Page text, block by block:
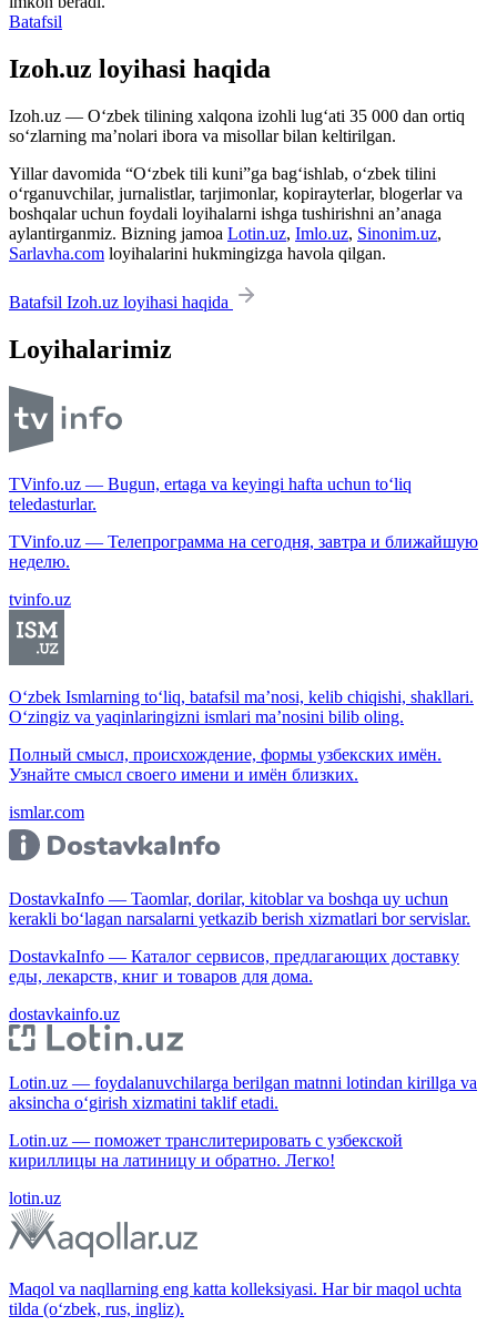
Batafsil
Izoh.uz loyihasi haqida
Izoh.uz — O‘zbek tilining xalqona izohli lug‘ati 35 000 dan ortiq
so‘zlarning ma’nolari ibora va misollar bilan keltirilgan.
Yillar davomida “O‘zbek tili kuni”ga bag‘ishlab, o‘zbek tilini
o‘rganuvchilar, jurnalistlar, tarjimonlar, kopirayterlar, blogerlar va
boshqalar uchun foydali loyihalarni ishga tushirishni an’anaga
aylantirganmiz. Bizning jamoa Lotin.uz, Imlo.uz, Sinonim.uz,
Sarlavha.com loyihalarini hukmingizga havola qilgan.
Batafsil Izoh.uz loyihasi haqida
Loyihalarimiz
TVinfo.uz — Bugun, ertaga va keyingi hafta uchun to‘liq
teledasturlar.
TVinfo.uz — Телепрограмма на сегодня, завтра и ближайшую
неделю.
tvinfo.uz
O‘zbek Ismlarning to‘liq, batafsil ma’nosi, kelib chiqishi, shakllari.
O‘zingiz va yaqinlaringizni ismlari ma’nosini bilib oling.
Полный смысл, происхождение, формы узбекских имён.
Узнайте смысл своего имени и имён близких.
ismlar.com
DostavkaInfo — Taomlar, dorilar, kitoblar va boshqa uy uchun
kerakli bo‘lagan narsalarni yetkazib berish xizmatlari bor servislar.
DostavkaInfo — Каталог сервисов, предлагающих доставку
еды, лекарств, книг и товаров для дома.
dostavkainfo.uz
Lotin.uz — foydalanuvchilarga berilgan matnni lotindan kirillga va
aksincha o‘girish xizmatini taklif etadi.
Lotin.uz — поможет транслитерировать с узбекской
кириллицы на латиницу и обратно. Легко!
lotin.uz
Maqol va naqllarning eng katta kolleksiyasi. Har bir maqol uchta
tilda (o‘zbek, rus, ingliz).